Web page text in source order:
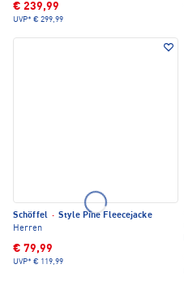
€ 239,99
UVP* € 299,99
Schöffel · Style Pine Fleecejacke
Herren
€ 79,99
UVP* € 119,99